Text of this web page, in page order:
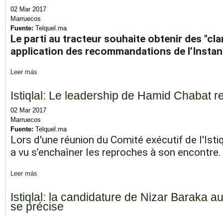
02 Mar 2017
Marruecos
Fuente: Telquel.ma
Le parti au tracteur souhaite obtenir des
application des recommandations de
Leer más
Istiqlal: Le leadership de Hamid Chabat
02 Mar 2017
Marruecos
Fuente: Telquel.ma
Lors d'une réunion du Comité exécutif de
a vu s’enchaîner les reproches à son encontre.
Leer más
Istiqlal: la candidature de Nizar Baraka
se précise